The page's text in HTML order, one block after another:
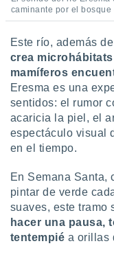
caminante por el
Este río, además
crea
mamíferos
Eresma es una
sentidos: el rumor
acaricia la piel, el
espectáculo visual
en el tiempo.
En Semana Santa,
pintar de verde
suaves, este tramo
hacer una pausa,
tentempié a orillas